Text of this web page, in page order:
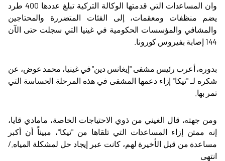
وان المساعدات التي قدمتها الوكالة التركية تبلغ عددها 400 طرد
يضم منظفات ومعقمات، إلى الفئات المتضررة والمحتاجين
والمشافي والمؤسسات الحكومية في غينيا التي سجلت حتى الآن
144 إصابة بفيروس كورونا
بدوره، أعرب رئيس مشفى "إيغانس دين" في غينيا، محمد عوض، عن
شكره لـ "تيكا" إزاء دعمها المشفى في هذه المرحلة الحساسة التي
تمر بها
ومن جهته، قال الغيني من ذوي الاحتياجات الخاصة، مامادي قايا،
إنه ممتن إزاء المساعدات التي تلقاها من "تيكا"، مبيناً أن أكبر
مساعدة من قبل الأخيرة لهم، كانت عبر إيجاد حل لمشكلة المياه./
انتهى